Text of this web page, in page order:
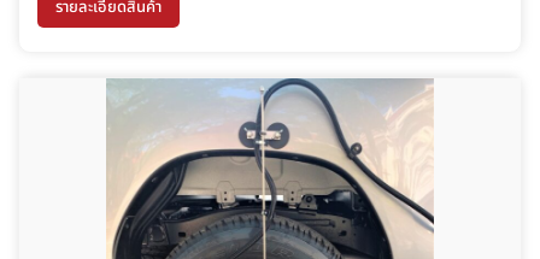
รายละเอียดสินค้า